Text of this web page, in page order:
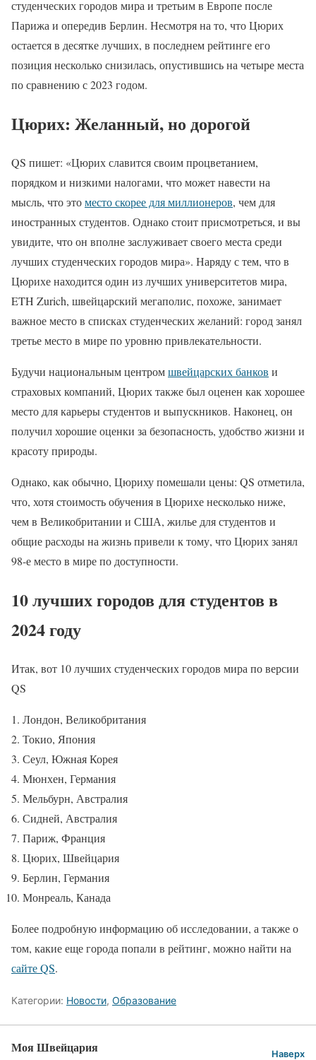
студенческих городов мира и третьим в Европе после
Парижа и опередив Берлин. Несмотря на то, что Цюрих
остается в десятке лучших, в последнем рейтинге его
позиция несколько снизилась, опустившись на четыре места
по сравнению с 2023 годом.
Цюрих: Желанный, но дорогой
QS пишет: «Цюрих славится своим процветанием,
порядком и низкими налогами, что может навести на
мысль, что этоместо скорее для миллионеров, чем для
иностранных студентов. Однако стоит присмотреться, и вы
увидите, что он вполне заслуживает своего места среди
лучших студенческих городов мира». Наряду с тем, что в
Цюрихе находится один из лучших университетов мира,
ETH Zurich, швейцарский мегаполис, похоже, занимает
важное место в списках студенческих желаний: город занял
третье место в мире по уровню привлекательности.
Будучи национальным центромшвейцарских банков и
страховых компаний, Цюрих также был оценен как хорошее
место для карьеры студентов и выпускников. Наконец, он
получил хорошие оценки за безопасность, удобство жизни и
красоту природы.
Однако, как обычно, Цюриху помешали цены: QS отметила,
что, хотя стоимость обучения в Цюрихе несколько ниже,
чем в Великобритании и США, жилье для студентов и
общие расходы на жизнь привели к тому, что Цюрих занял
98-е место в мире по доступности.
10 лучших городов для студентов в
2024 году
Итак, вот 10 лучших студенческих городов мира по версии
QS
Лондон, Великобритания
Токио, Япония
Сеул, Южная Корея
Мюнхен, Германия
Мельбурн, Австралия
Сидней, Австралия
Париж, Франция
Цюрих, Швейцария
Берлин, Германия
Монреаль, Канада
Более подробную информацию об исследовании, а также о
том, какие еще города попали в рейтинг, можно найти на
сайте QS.
Категории: Новости, Образование
Моя Швейцария Наверх